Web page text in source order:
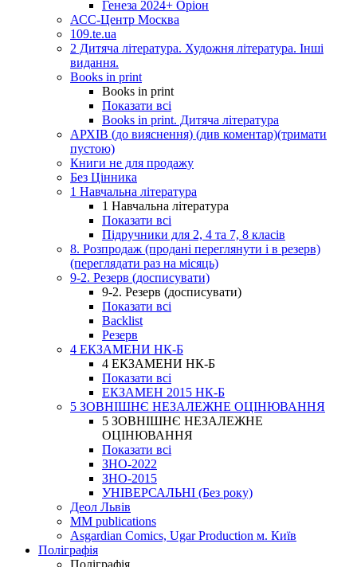
Генеза 2024+ Оріон
АСС-Центр Москва
109.te.ua
2 Дитяча література. Художня література. Інші
видання.
Books in print
Books in print
Показати всі
Books in print. Дитяча література
АРХІВ (до вияснення) (див коментар)(тримати
пустою)
Книги не для продажу
Без Цінника
1 Навчальна література
1 Навчальна література
Показати всі
Підручники для 2, 4 та 7, 8 класів
8. Розпродаж (продані переглянути і в резерв)
(переглядати раз на місяць)
9-2. Резерв (досписувати)
9-2. Резерв (досписувати)
Показати всі
Backlist
Резерв
4 ЕКЗАМЕНИ НК-Б
4 ЕКЗАМЕНИ НК-Б
Показати всі
ЕКЗАМЕН 2015 НК-Б
5 ЗОВНІШНЄ НЕЗАЛЕЖНЕ ОЦІНЮВАННЯ
5 ЗОВНІШНЄ НЕЗАЛЕЖНЕ
ОЦІНЮВАННЯ
Показати всі
ЗНО-2022
ЗНО-2015
УНІВЕРСАЛЬНІ (Без року)
Деол Львів
MM publications
Asgardian Comics, Ugar Production м. Київ
Поліграфія
Поліграфія